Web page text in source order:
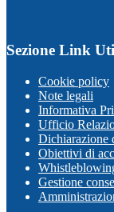
Sezione Link
Cookie policy
Note legali
Informativa
Ufficio
Dichiarazione
Obiettivi di
Gestione